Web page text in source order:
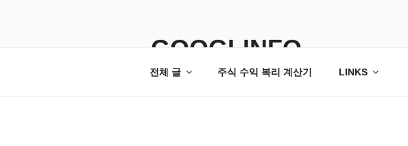
GOOGLINFO
전체 글 주식 수익 복리 계산기 LINKS